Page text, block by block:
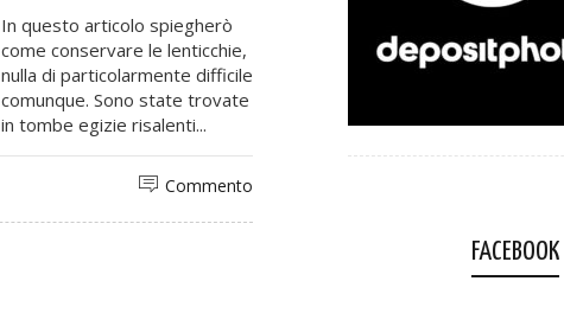
In questo articolo spiegherò
come conservare le lenticchie,
nulla di particolarmente difficile
comunque. Sono state trovate
in tombe egizie risalenti...
Commento
FACEBOOK